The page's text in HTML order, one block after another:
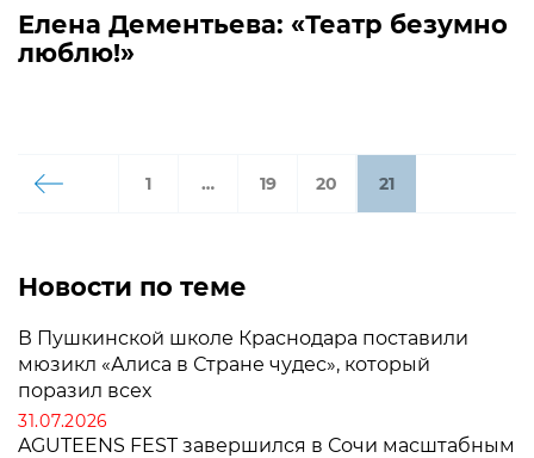
Елена Дементьева: «Театр безумно
люблю!»
1 … 19 20 21
Новости по теме
В Пушкинской школе Краснодара поставили
мюзикл «Алиса в Стране чудес», который
поразил всех
31.07.2026
AGUTEENS FEST завершился в Сочи масштабным